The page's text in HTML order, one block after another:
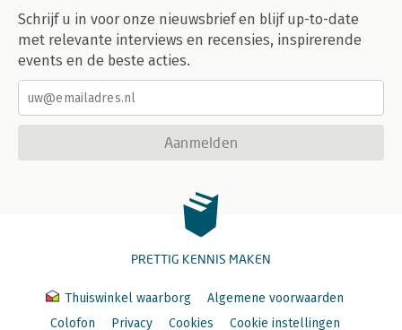
Schrijf u in voor onze nieuwsbrief en blijf up-to-date
met relevante interviews en recensies, inspirerende
events en de beste acties.
Aanmelden
PRETTIG KENNIS MAKEN
Thuiswinkel waarborg
Algemene voorwaarden
Colofon
Privacy Cookies Cookie instellingen